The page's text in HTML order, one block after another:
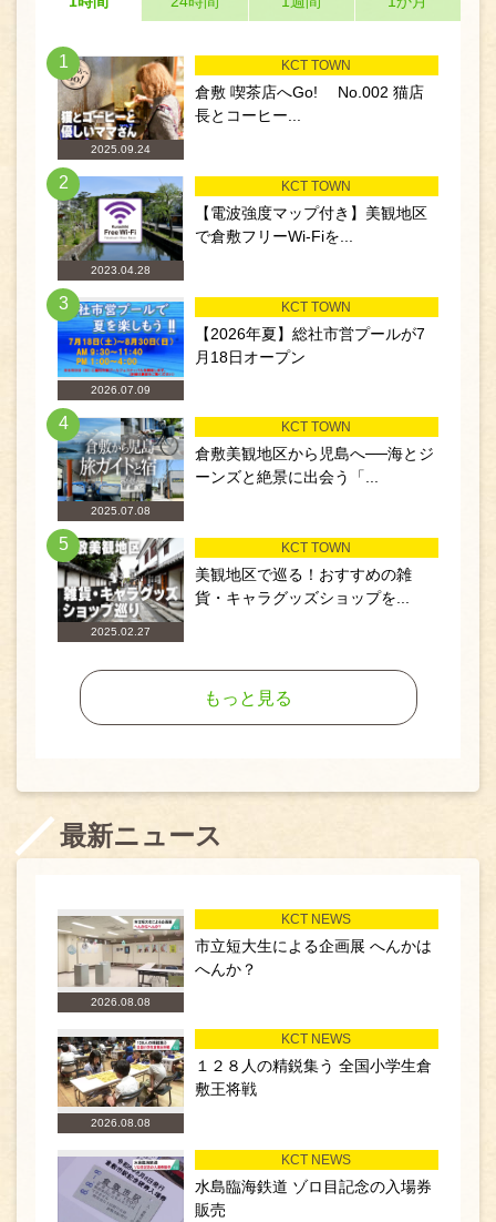
1
2025.09.24
KCT TOWN
倉敷 喫茶店へGo! No.002 猫店
長とコーヒー...
2
2023.04.28
KCT TOWN
【電波強度マップ付き】美観地区
で倉敷フリーWi-Fiを...
3
2026.07.09
KCT TOWN
【2026年夏】総社市営プールが7
月18日オープン
4
2025.07.08
KCT TOWN
倉敷美観地区から児島へ──海とジ
ーンズと絶景に出会う「...
5
2025.02.27
KCT TOWN
美観地区で巡る！おすすめの雑
貨・キャラグッズショップを...
もっと見る
最新ニュース
2026.08.08
KCT NEWS
市立短大生による企画展 へんかは
へんか？
2026.08.08
KCT NEWS
１２８人の精鋭集う 全国小学生倉
敷王将戦
KCT NEWS
水島臨海鉄道 ゾロ目記念の入場券
販売